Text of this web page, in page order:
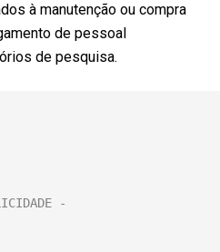
à manutenção ou compra
de pessoal
de pesquisa.